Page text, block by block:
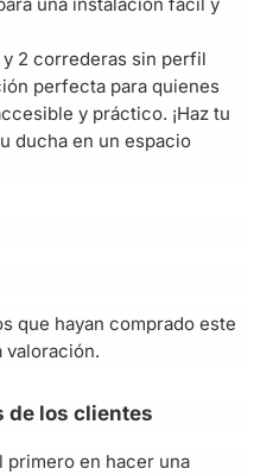
una instalación fácil y
y 2 correderas sin perfil
perfecta para quienes
y práctico. ¡Haz tu
ducha en un espacio
que hayan comprado este
valoración.
de los clientes
primero en hacer una